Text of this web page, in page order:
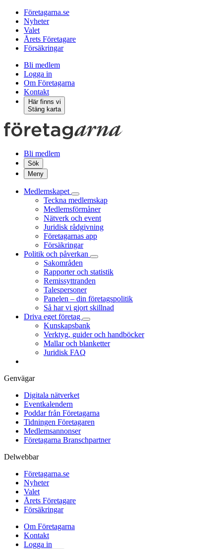
Företagarna.se
Nyheter
Valet
Årets Företagare
Försäkringar
Bli medlem
Logga in
Om Företagarna
Kontakt
Här finns vi
Stäng karta
Bli medlem
Sök
Meny
Medlemskapet
Teckna medlemskap
Medlemsförmåner
Nätverk och event
Juridisk rådgivning
Företagarnas app
Försäkringar
Politik och påverkan
Sakområden
Rapporter och statistik
Remissyttranden
Talespersoner
Panelen – din företagspolitik
Så har vi gjort skillnad
Driva eget företag
Kunskapsbank
Verktyg, guider och handböcker
Mallar och blanketter
Juridisk FAQ
Genvägar
Digitala nätverket
Eventkalendern
Poddar från Företagarna
Tidningen Företagaren
Medlemsannonser
Företagarna Branschpartner
Delwebbar
Företagarna.se
Nyheter
Valet
Årets Företagare
Försäkringar
Om Företagarna
Kontakt
Logga in